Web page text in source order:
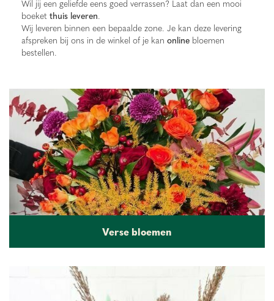
Wil jij een geliefde eens goed verrassen? Laat dan een mooi
boeket thuis leveren.
Wij leveren binnen een bepaalde zone. Je kan deze levering
afspreken bij ons in de winkel of je kan online bloemen
bestellen.
Verse bloemen